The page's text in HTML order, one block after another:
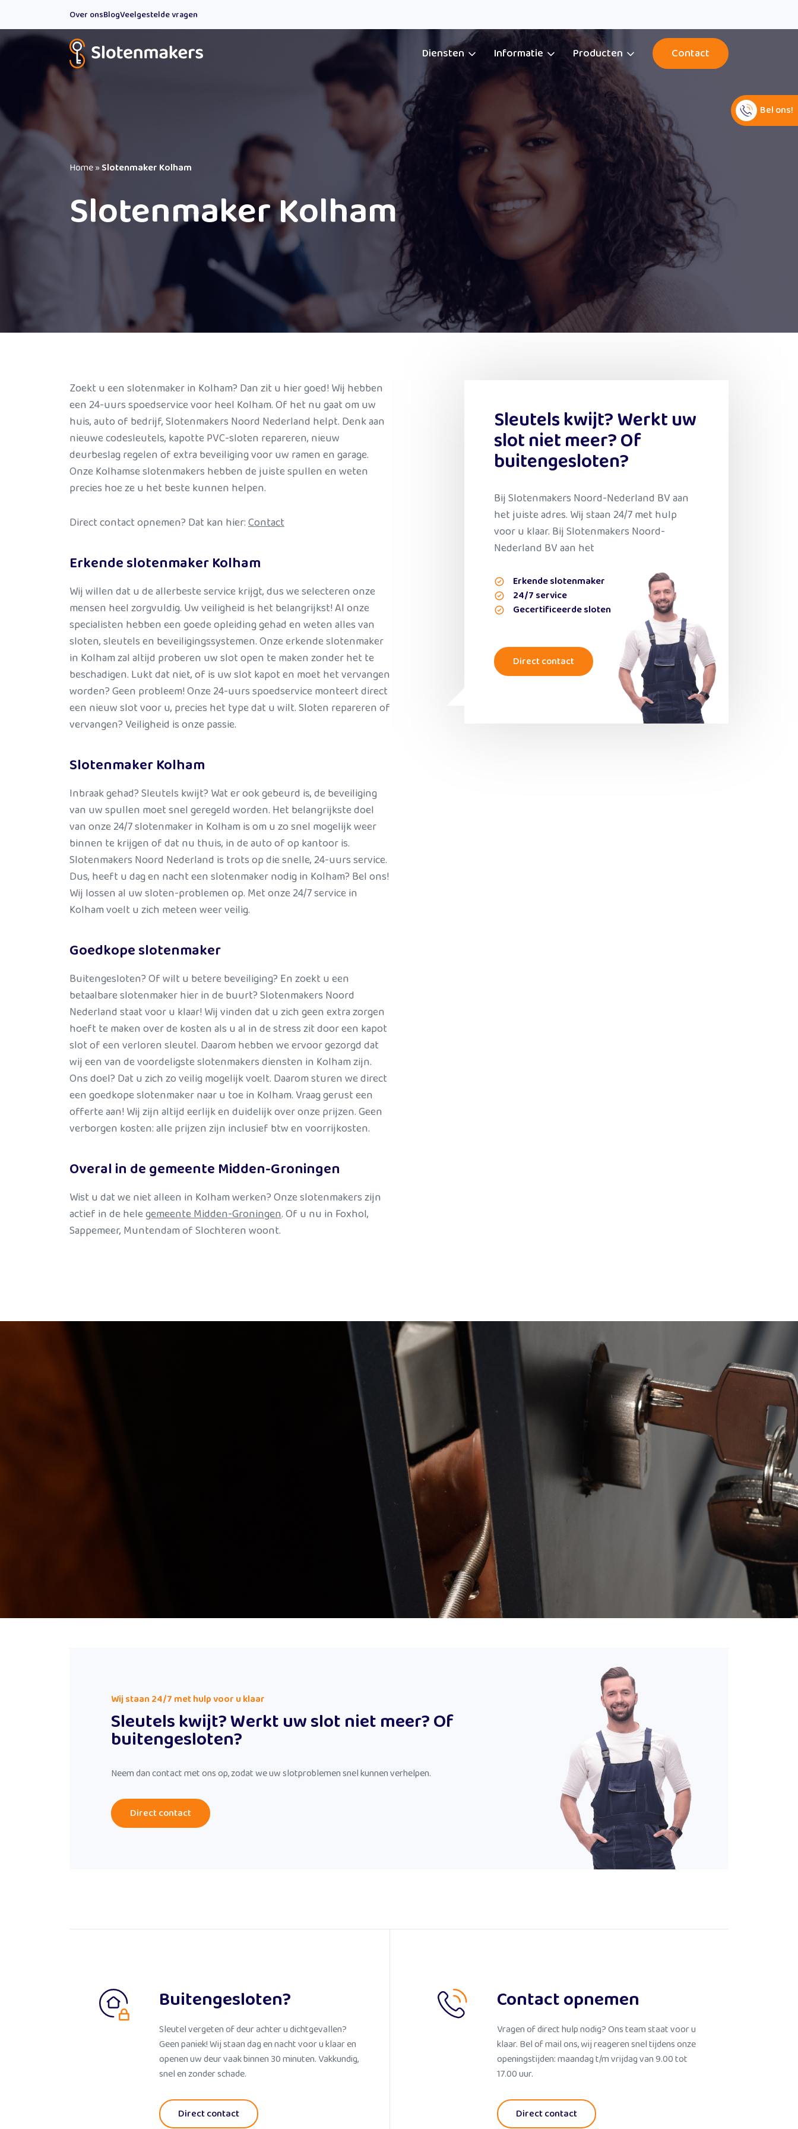
Over onsBlogVeelgestelde vragen
Diensten Informatie Producten Contact
Home»Slotenmaker Kolham
Slotenmaker Kolham
Zoekt u een slotenmaker in Kolham? Dan zit u hier goed! Wij hebben
een 24-uurs spoedservice voor heel Kolham. Of het nu gaat om uw
huis, auto of bedrijf, Slotenmakers Noord Nederland helpt. Denk aan
nieuwe codesleutels, kapotte PVC-sloten repareren, nieuw
deurbeslag regelen of extra beveiliging voor uw ramen en garage.
Onze Kolhamse slotenmakers hebben de juiste spullen en weten
precies hoe ze u het beste kunnen helpen.
Direct contact opnemen? Dat kan hier:Contact
Erkende slotenmaker Kolham
Wij willen dat u de allerbeste service krijgt, dus we selecteren onze
mensen heel zorgvuldig. Uw veiligheid is het belangrijkst! Al onze
specialisten hebben een goede opleiding gehad en weten alles van
sloten, sleutels en beveiligingssystemen. Onze erkende slotenmaker
in Kolham zal altijd proberen uw slot open te maken zonder het te
beschadigen. Lukt dat niet, of is uw slot kapot en moet het vervangen
worden? Geen probleem! Onze 24-uurs spoedservice monteert direct
een nieuw slot voor u, precies het type dat u wilt. Sloten repareren of
vervangen? Veiligheid is onze passie.
Slotenmaker Kolham
Inbraak gehad? Sleutels kwijt? Wat er ook gebeurd is, de beveiliging
van uw spullen moet snel geregeld worden. Het belangrijkste doel
van onze 24/7 slotenmaker in Kolham is om u zo snel mogelijk weer
binnen te krijgen of dat nu thuis, in de auto of op kantoor is.
Slotenmakers Noord Nederland is trots op die snelle, 24-uurs service.
Dus, heeft u dag en nacht een slotenmaker nodig in Kolham? Bel ons!
Wij lossen al uw sloten-problemen op. Met onze 24/7 service in
Kolham voelt u zich meteen weer veilig.
Goedkope slotenmaker
Buitengesloten? Of wilt u betere beveiliging? En zoekt u een
betaalbare slotenmaker hier in de buurt? Slotenmakers Noord
Nederland staat voor u klaar! Wij vinden dat u zich geen extra zorgen
hoeft te maken over de kosten als u al in de stress zit door een kapot
slot of een verloren sleutel. Daarom hebben we ervoor gezorgd dat
wij een van de voordeligste slotenmakers diensten in Kolham zijn.
Ons doel? Dat u zich zo veilig mogelijk voelt. Daarom sturen we direct
een goedkope slotenmaker naar u toe in Kolham. Vraag gerust een
offerte aan! Wij zijn altijd eerlijk en duidelijk over onze prijzen. Geen
verborgen kosten: alle prijzen zijn inclusief btw en voorrijkosten.
Overal in de gemeente Midden-Groningen
Wist u dat we niet alleen in Kolham werken? Onze slotenmakers zijn
actief in de helegemeente Midden-Groningen. Of u nu in Foxhol,
Sappemeer, Muntendam of Slochteren woont.
Sleutels kwijt? Werkt uw
slot niet meer? Of
buitengesloten?
Bij Slotenmakers Noord-Nederland BV aan
het juiste adres. Wij staan 24/7 met hulp
voor u klaar. Bij Slotenmakers Noord-
Nederland BV aan het
Erkende slotenmaker
24/7 service
Gecertificeerde sloten
Direct contact
Wij staan 24/7 met hulp voor u klaar
Sleutels kwijt? Werkt uw slot niet meer? Of
buitengesloten?
Neem dan contact met ons op, zodat we uw slotproblemen snel kunnen verhelpen.
Direct contact
Bel ons!
Buitengesloten?
Sleutel vergeten of deur achter u dichtgevallen?
Geen paniek! Wij staan dag en nacht voor u klaar en
openen uw deur vaak binnen 30 minuten. Vakkundig,
snel en zonder schade.
Direct contact
Contact opnemen
Vragen of direct hulp nodig? Ons team staat voor u
klaar. Bel of mail ons, wij reageren snel tijdens onze
openingstijden: maandag t/m vrijdag van 9.00 tot
17.00 uur.
Direct contact